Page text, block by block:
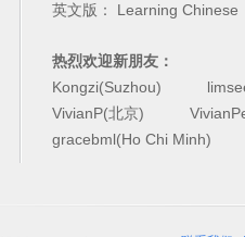
英文版： Learning Chinese
热烈欢迎新朋友：
Kongzi(Suzhou)
VivianP(北京)
gracebml(Ho Chi Minh)